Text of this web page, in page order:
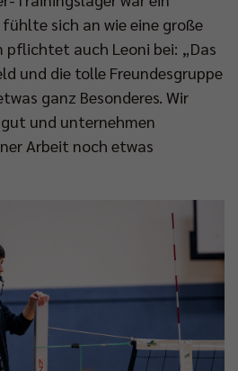
sich an wie eine große
pflichtet auch Leoni bei: „Das
und die tolle Freundesgruppe
ganz Besonderes. Wir
und unternehmen
Arbeit noch etwas